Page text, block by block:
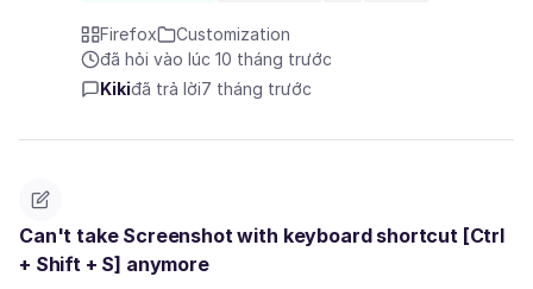
Firefox
Customization
đã hỏi vào lúc 10 tháng trước
Kikiđã trả lời7 tháng trước
Can't take Screenshot with keyboard shortcut [Ctrl
+ Shift + S] anymore